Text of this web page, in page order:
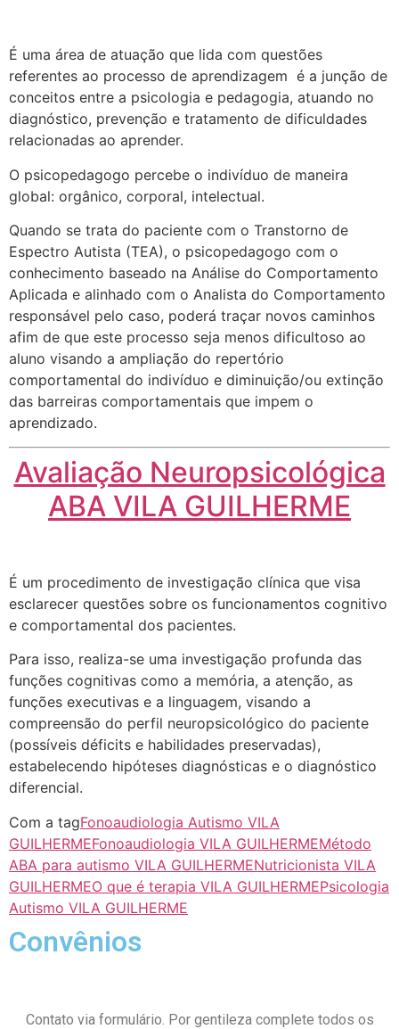
É uma área de atuação que lida com questões
referentes ao processo de aprendizagem é a junção de
conceitos entre a psicologia e pedagogia, atuando no
diagnóstico, prevenção e tratamento de dificuldades
relacionadas ao aprender.
O psicopedagogo percebe o indivíduo de maneira
global: orgânico, corporal, intelectual.
Quando se trata do paciente com o Transtorno de
Espectro Autista (TEA), o psicopedagogo com o
conhecimento baseado na Análise do Comportamento
Aplicada e alinhado com o Analista do Comportamento
responsável pelo caso, poderá traçar novos caminhos
afim de que este processo seja menos dificultoso ao
aluno visando a ampliação do repertório
comportamental do indivíduo e diminuição/ou extinção
das barreiras comportamentais que impem o
aprendizado.
Avaliação Neuropsicológica
ABA VILA GUILHERME
É um procedimento de investigação clínica que visa
esclarecer questões sobre os funcionamentos cognitivo
e comportamental dos pacientes.
Para isso, realiza-se uma investigação profunda das
funções cognitivas como a memória, a atenção, as
funções executivas e a linguagem, visando a
compreensão do perfil neuropsicológico do paciente
(possíveis déficits e habilidades preservadas),
estabelecendo hipóteses diagnósticas e o diagnóstico
diferencial.
Com a tagFonoaudiologia Autismo VILA
GUILHERMEFonoaudiologia VILA GUILHERMEMétodo
ABA para autismo VILA GUILHERMENutricionista VILA
GUILHERMEO que é terapia VILA GUILHERMEPsicologia
Autismo VILA GUILHERME
Convênios
Contato via formulário. Por gentileza complete todos os